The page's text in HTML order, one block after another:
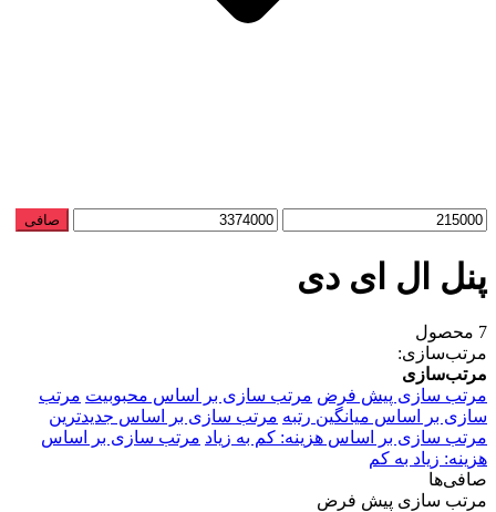
حداقل
حداكثر
صافی
پنل ال ای دی
7 محصول
مرتب‌سازی:
مرتب‌سازی
مرتب سازی پیش فرض مرتب سازی بر اساس محبوبیت مرتب
سازی بر اساس میانگین رتبه مرتب سازی بر اساس جدیدترین
مرتب سازی بر اساس هزینه: کم به زیاد مرتب سازی بر اساس
هزینه: زیاد به کم
صافی‌ها
مرتب سازی پیش فرض